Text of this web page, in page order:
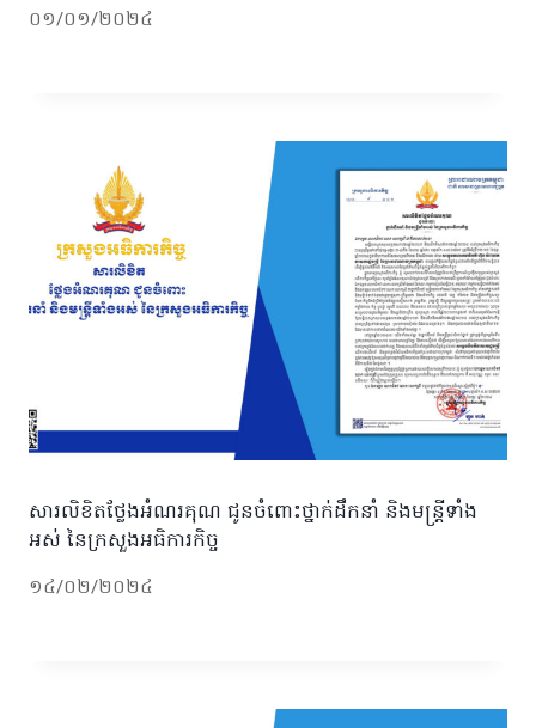
០១/០១/២០២៤
សារលិខិតថ្លែងអំណរគុណ ជូនចំពោះថ្នាក់ដឹកនាំ និងមន្ត្រីទាំង
អស់ នៃក្រសួងអធិការកិច្ច
១៤/០២/២០២៤